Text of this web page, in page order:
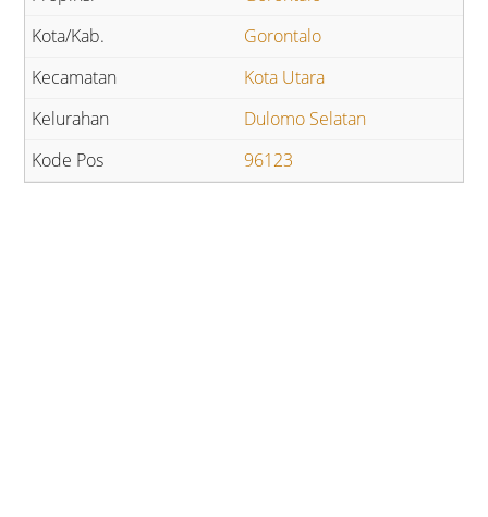
Gorontalo
Kota Utara
Dulomo Selatan
96123